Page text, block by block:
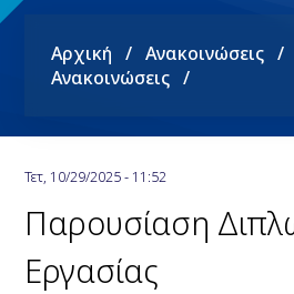
Breadcrumb
Αρχική Ανακοινώσεις
Ανακοινώσεις
Τετ, 10/29/2025 - 11:52
Παρουσίαση
Εργασίας